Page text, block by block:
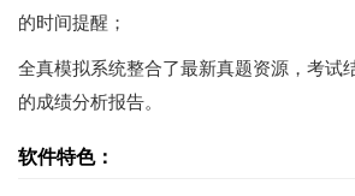
的时间提醒；
全真模拟系统整合了最新真题资源，考试
的成绩分析报告。
软件特色：